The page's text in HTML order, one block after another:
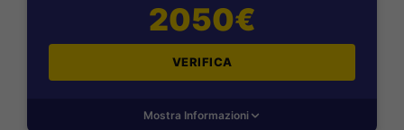
2050€
VERIFICA
Mostra Informazioni